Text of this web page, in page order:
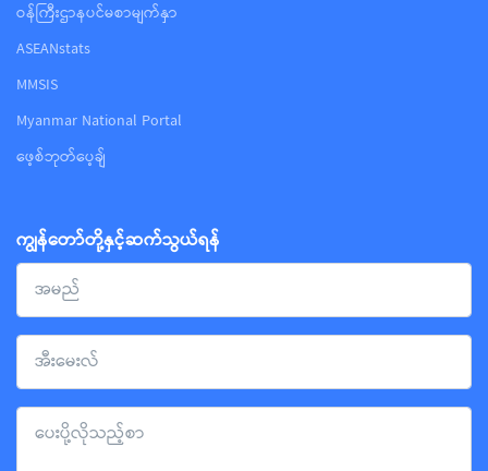
ဝန်ကြီးဌာနပင်မစာမျက်နှာ
ASEANstats
MMSIS
Myanmar National Portal
ဖေ့စ်ဘုတ်ပေ့ချ်
ကျွန်တော်တို့နှင့်ဆက်သွယ်ရန်